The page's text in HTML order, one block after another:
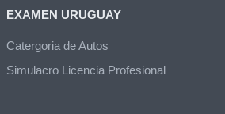
EXAMEN URUGUAY
Catergoria de Autos
Simulacro Licencia Profesional